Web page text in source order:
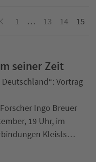
1 … 13 14 15
seiner Zeit
Vortrag
Ingo Breuer
19 Uhr, im
Kleists…